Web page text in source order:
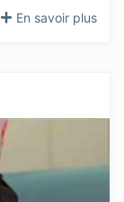
En savoir plus